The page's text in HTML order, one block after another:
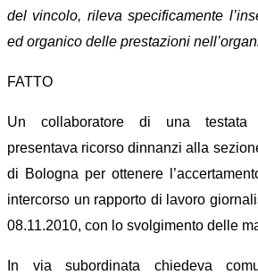
del vincolo, rileva specificamente
ed organico delle prestazioni
FATTO
Un collaboratore di una testata
presentava ricorso dinnanzi alla
di Bologna per ottenere
intercorso un rapporto di lavoro
08.11.2010, con lo svolgimento delle
In via subordinata chiedeva